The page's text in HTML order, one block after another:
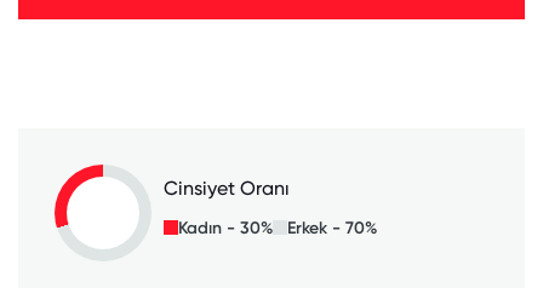
Cinsiyet Oranı
Kadın - 30% Erkek - 70%